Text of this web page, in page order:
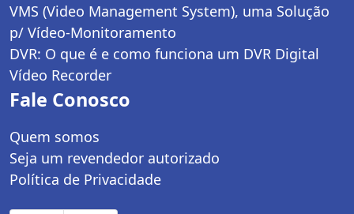
VMS (Video Management System), uma Solução
p/ Vídeo-Monitoramento
DVR: O que é e como funciona um DVR Digital
Vídeo Recorder
Fale Conosco
Quem somos
Seja um revendedor autorizado
Política de Privacidade